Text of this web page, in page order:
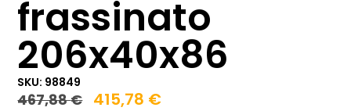
frassinato
206x40x86
SKU: 98849
467,88€ 415,78 €